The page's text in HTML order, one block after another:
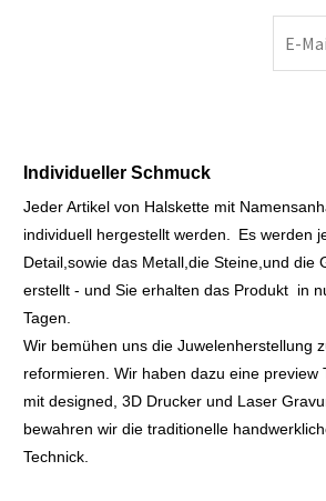
Individueller Schmuck
Jeder Artikel von Halskette mit
individuell hergestellt werden.
Es werden
Detail,sowie das Metall,die Steine,und die
erstellt - und Sie erhalten das Produkt in
Tagen.
Wir bemühen uns die Juwelenherstellung
reformieren. Wir haben dazu eine preview
mit designed, 3D Drucker und Laser
bewahren wir die traditionelle
Technick.